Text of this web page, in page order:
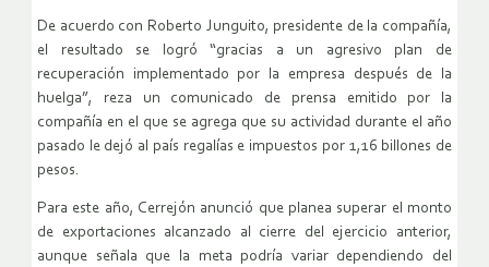
De acuerdo con Roberto Junguito, presidente de la compañía,
el resultado se logró “gracias a un agresivo plan de
recuperación implementado por la empresa después de la
huelga”, reza un comunicado de prensa emitido por la
compañía en el que se agrega que su actividad durante el año
pasado le dejó al país regalías e impuestos por 1,16 billones de
pesos.
Para este año, Cerrejón anunció que planea superar el monto
de exportaciones alcanzado al cierre del ejercicio anterior,
aunque señala que la meta podría variar dependiendo del